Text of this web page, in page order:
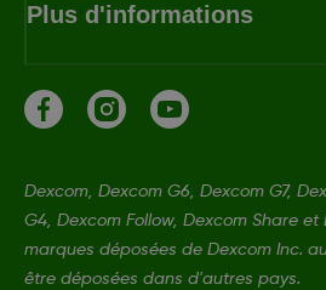
Plus d'informations
Dexcom, Dexcom G6, Dexcom G7,
G4, Dexcom Follow, Dexcom Share
marques déposées de Dexcom Inc.
être déposées dans d'autres pays.